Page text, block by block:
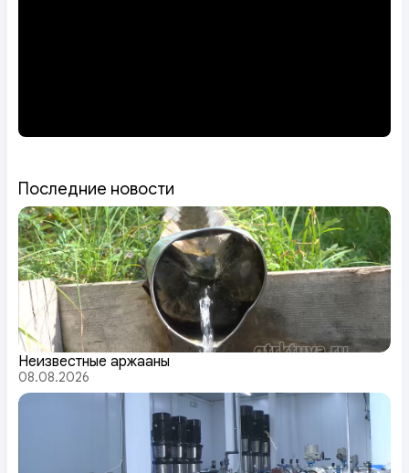
Последние новости
Неизвестные аржааны
08.08.2026